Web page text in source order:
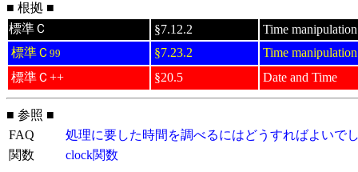
■ 根拠 ■
標準Ｃ
§7.12.2
Time
標準Ｃ 99 §7.23.2
Time
標準Ｃ++
§20.5 Date and Time
■ 参照 ■
FAQ
処理に要した時間を調べるにはどうすればよいで
関数
clock関数